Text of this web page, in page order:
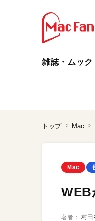
雑誌・ムック
トップ Mac
Mac
WEB
著者： 村田